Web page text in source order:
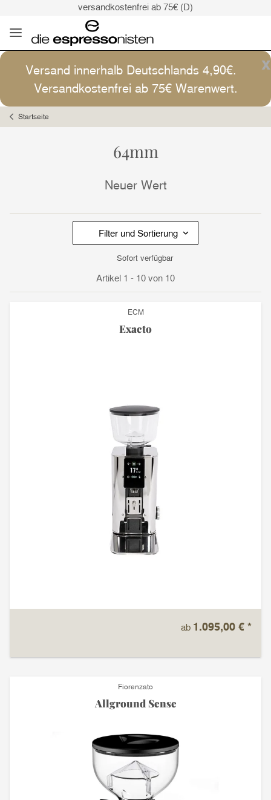
versandkostenfrei ab 75€ (D)
Versand: 4,90€ (D)
versandkostenfrei ab 75€ (D)
Kaffee ist Kunst
x
Versand innerhalb Deutschlands 4,90€.
Versandkostenfrei ab 75€ Warenwert.
Startseite
64mm
Neuer Wert
Filter und Sortierung
Sofort verfügbar
Artikel 1 - 10 von 10
ECM
Exacto
ab 1.095,00 € *
Fiorenzato
Allground Sense